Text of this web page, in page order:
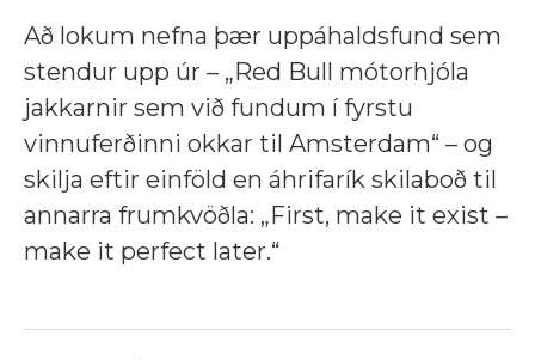
Að lokum nefna þær uppáhaldsfund sem
stendur upp úr – „Red Bull mótorhjóla
jakkarnir sem við fundum í fyrstu
vinnuferðinni okkar til Amsterdam“ – og
skilja eftir einföld en áhrifarík skilaboð til
annarra frumkvöðla: „First, make it exist –
make it perfect later.“